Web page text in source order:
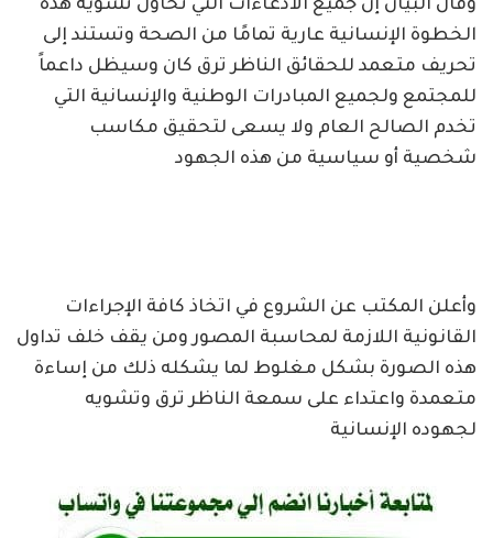
وقال البيان إن جميع الادعاءات التي تحاول تشويه هذه
الخطوة الإنسانية عارية تمامًا من الصحة وتستند إلى
تحريف متعمد للحقائق الناظر ترق كان وسيظل داعماً
للمجتمع ولجميع المبادرات الوطنية والإنسانية التي
تخدم الصالح العام ولا يسعى لتحقيق مكاسب
شخصية أو سياسية من هذه الجهود
وأعلن المكتب عن الشروع في اتخاذ كافة الإجراءات
القانونية اللازمة لمحاسبة المصور ومن يقف خلف تداول
هذه الصورة بشكل مغلوط لما يشكله ذلك من إساءة
متعمدة واعتداء على سمعة الناظر ترق وتشويه
لجهوده الإنسانية